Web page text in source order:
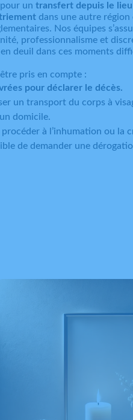
un transfert depuis le
dans une autre
Nos équipes
professionnalisme et
deuil dans ces moments
pris en compte :
pour déclarer le décès.
un transport du corps à
domicile.
à l’inhumation ou la
de demander une